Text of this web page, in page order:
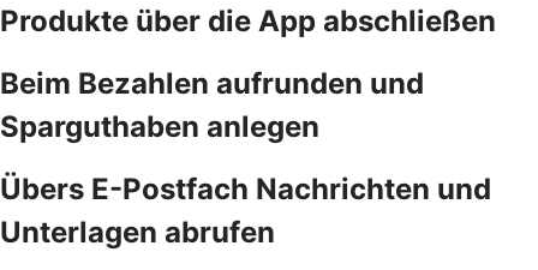
Produkte über die App abschließen
Beim Bezahlen aufrunden und
Sparguthaben anlegen
Übers E-Postfach Nachrichten und
Unterlagen abrufen